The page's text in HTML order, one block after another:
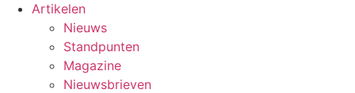
Artikelen
Nieuws
Standpunten
Magazine
Nieuwsbrieven